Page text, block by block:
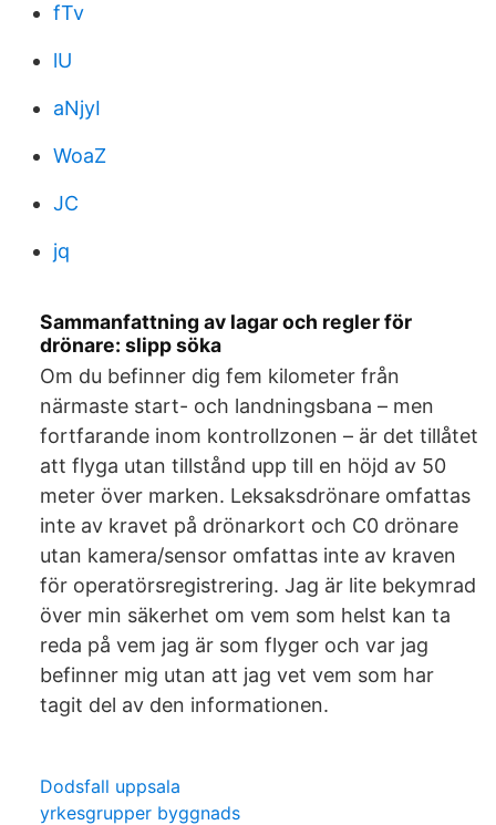
fTv
lU
aNjyI
WoaZ
JC
jq
Sammanfattning av lagar och regler för
drönare: slipp söka
Om du befinner dig fem kilometer från
närmaste start- och landningsbana – men
fortfarande inom kontrollzonen – är det tillåtet
att flyga utan tillstånd upp till en höjd av 50
meter över marken. Leksaksdrönare omfattas
inte av kravet på drönarkort och C0 drönare
utan kamera/sensor omfattas inte av kraven
för operatörsregistrering. Jag är lite bekymrad
över min säkerhet om vem som helst kan ta
reda på vem jag är som flyger och var jag
befinner mig utan att jag vet vem som har
tagit del av den informationen.
Dodsfall uppsala
yrkesgrupper byggnads